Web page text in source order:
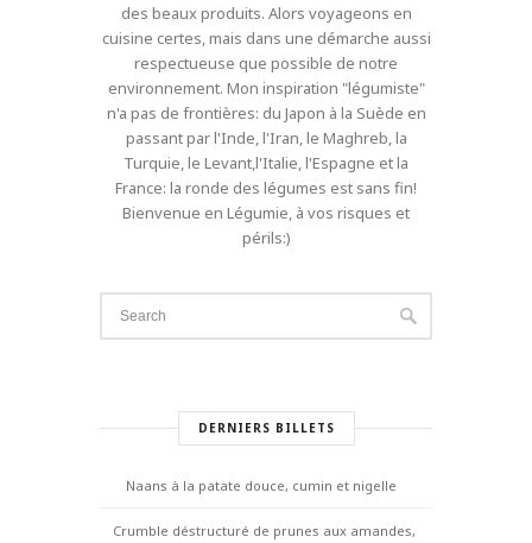
des beaux produits. Alors voyageons en
cuisine certes, mais dans une démarche aussi
respectueuse que possible de notre
environnement. Mon inspiration "légumiste"
n'a pas de frontières: du Japon à la Suède en
passant par l'Inde, l'Iran, le Maghreb, la
Turquie, le Levant,l'Italie, l'Espagne et la
France: la ronde des légumes est sans fin!
Bienvenue en Légumie, à vos risques et
périls:)
DERNIERS BILLETS
Naans à la patate douce, cumin et nigelle
Crumble déstructuré de prunes aux amandes,